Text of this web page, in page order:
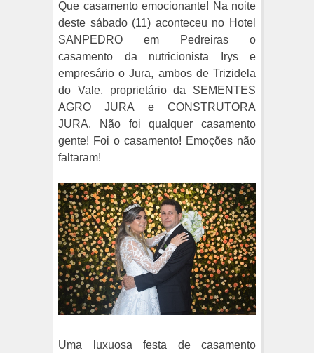
Que casamento emocionante! Na noite
deste sábado (11) aconteceu no Hotel
SANPEDRO em Pedreiras o
casamento da nutricionista Irys e
empresário o Jura, ambos de Trizidela
do Vale, proprietário da SEMENTES
AGRO JURA e CONSTRUTORA
JURA. Não foi qualquer casamento
gente! Foi o casamento! Emoções não
faltaram!
Uma luxuosa festa de casamento